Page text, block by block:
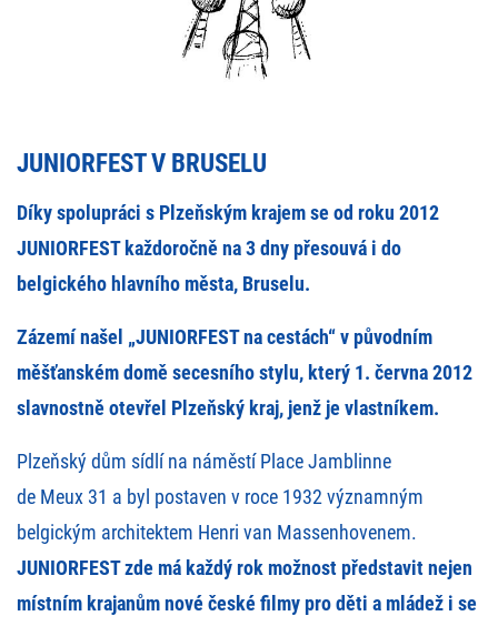
JUNIORFEST V BRUSELU
Díky spolupráci s Plzeňským krajem se od roku 2012
JUNIORFEST každoročně na 3 dny přesouvá i do
belgického hlavního města, Bruselu.
Zázemí našel „JUNIORFEST na cestách“ v původním
měšťanském domě secesního stylu, který 1. června 2012
slavnostně otevřel Plzeňský kraj, jenž je vlastníkem.
Plzeňský dům sídlí na náměstí Place Jamblinne
de Meux 31 a byl postaven v roce 1932 významným
belgickým architektem Henri van Massenhovenem.
JUNIORFEST zde má každý rok možnost představit nejen
místním krajanům nové české filmy pro děti a mládež i se